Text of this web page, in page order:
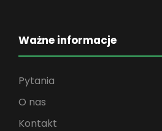
Ważne informacje
Pytania
O nas
Kontakt